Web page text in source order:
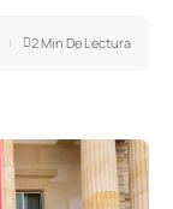
2 Min De Lectura